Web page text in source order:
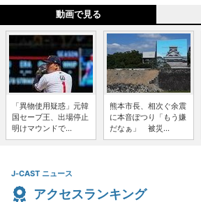
動画で見る
「異物使用疑惑」元韓
国セーブ王、出場停止
明けマウンドで...
熊本市長、相次ぐ余震
に本音ぽつり「もう嫌
だなぁ」 被災...
J-CAST ニュース
アクセスランキング